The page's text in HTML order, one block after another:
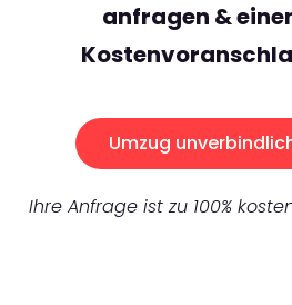
anfragen &
Umzug
Ihre Anfrage ist zu 100%